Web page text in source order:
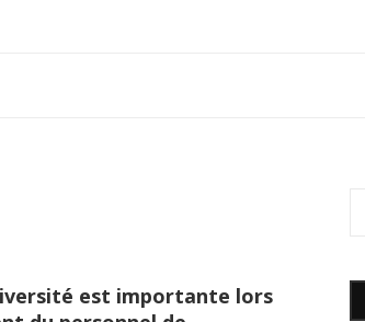
est importante lors